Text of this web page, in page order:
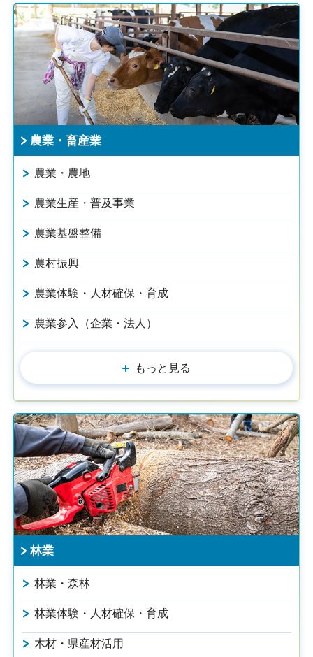
農業・畜産業
農業・農地
農業生産・普及事業
農業基盤整備
農村振興
農業体験・人材確保・育成
農業参入（企業・法人）
もっと見る
林業
林業・森林
林業体験・人材確保・育成
木材・県産材活用